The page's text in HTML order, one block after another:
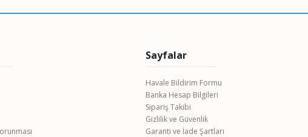
Gönder
Sayfalar
Havale Bildirim Formu
Banka Hesap Bilgileri
Sipariş Takibi
Gizlilik ve Güvenlik
Garanti ve İade Şartları